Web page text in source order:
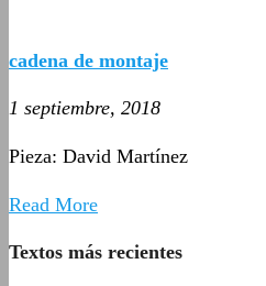
cadena de montaje
1 septiembre, 2018
Pieza: David Martínez
Read More
Textos más recientes